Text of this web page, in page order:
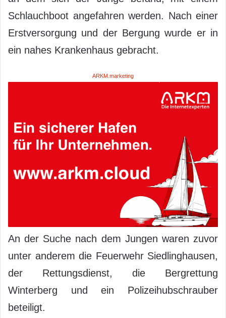
Schlauchboot angefahren werden. Nach einer
Erstversorgung und der Bergung wurde er in
ein nahes Krankenhaus gebracht.
ARKM.marketing
An der Suche nach dem Jungen waren zuvor
unter anderem die Feuerwehr Siedlinghausen,
der Rettungsdienst, die Bergrettung
Winterberg und ein Polizeihubschrauber
beteiligt.